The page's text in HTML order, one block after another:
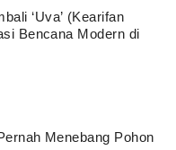
‘Uva’ (Kearifan
Bencana Modern di
Menebang Pohon